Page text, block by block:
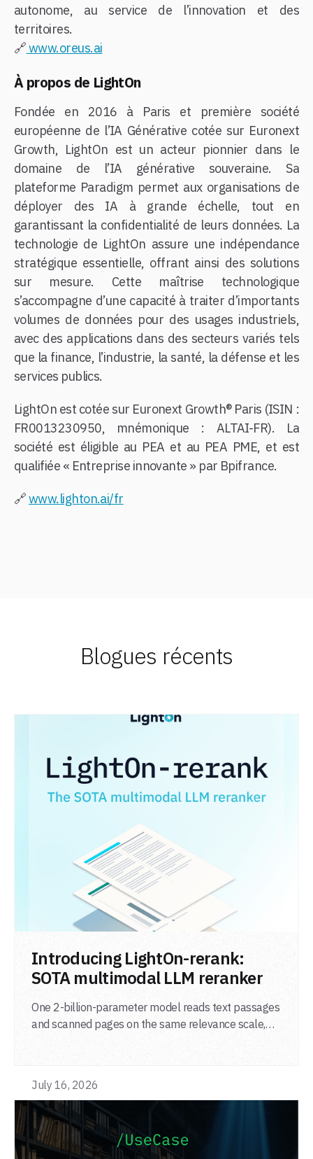
autonome, au service de l’innovation et des
territoires.
🔗www.oreus.ai
À propos de LightOn
Fondée en 2016 à Paris et première société
européenne de l’IA Générative cotée sur Euronext
Growth, LightOn est un acteur pionnier dans le
domaine de l’IA générative souveraine. Sa
plateforme Paradigm permet aux organisations de
déployer des IA à grande échelle, tout en
garantissant la confidentialité de leurs données. La
technologie de LightOn assure une indépendance
stratégique essentielle, offrant ainsi des solutions
sur mesure. Cette maîtrise technologique
s’accompagne d’une capacité à traiter d’importants
volumes de données pour des usages industriels,
avec des applications dans des secteurs variés tels
que la finance, l’industrie, la santé, la défense et les
services publics.
LightOn est cotée sur Euronext Growth® Paris (ISIN :
FR0013230950, mnémonique : ALTAI-FR). La
société est éligible au PEA et au PEA PME, et est
qualifiée « Entreprise innovante » par Bpifrance.
🔗www.lighton.ai/fr
Blogues récents
Introducing LightOn-rerank:
SOTA multimodal LLM reranker
One 2-billion-parameter model reads text passages
and scanned pages on the same relevance scale,
July 16, 2026